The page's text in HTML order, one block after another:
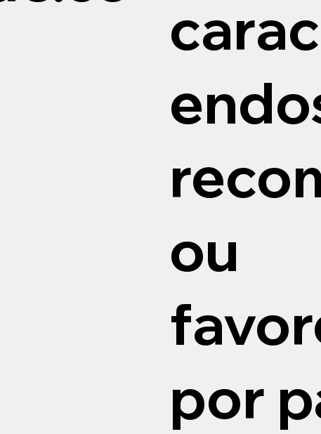
ou
por